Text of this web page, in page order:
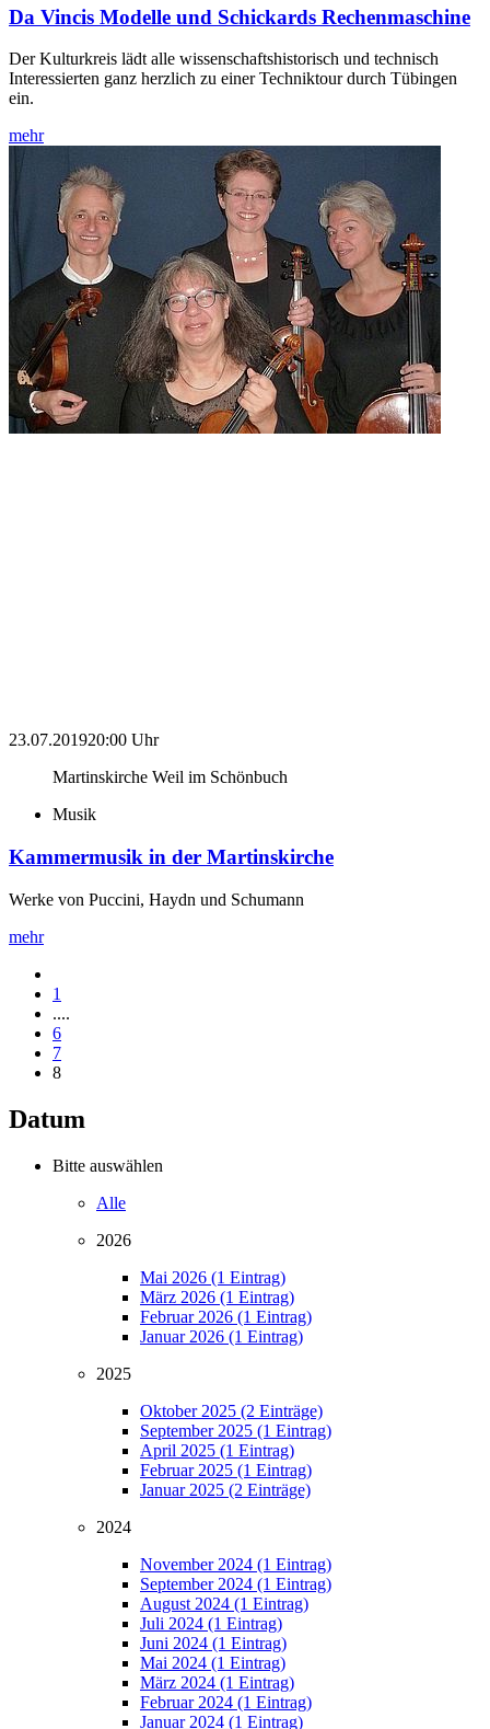
Da Vincis Modelle und Schickards Rechenmaschine
Der Kulturkreis lädt alle wissenschaftshistorisch und technisch
Interessierten ganz herzlich zu einer Techniktour durch Tübingen
ein.
mehr
23.07.201920:00 Uhr
Martinskirche Weil im Schönbuch
Musik
Kammermusik in der Martinskirche
Werke von Puccini, Haydn und Schumann
mehr
1
....
6
7
8
Datum
Bitte auswählen
Alle
2026
Mai 2026 (1 Eintrag)
März 2026 (1 Eintrag)
Februar 2026 (1 Eintrag)
Januar 2026 (1 Eintrag)
2025
Oktober 2025 (2 Einträge)
September 2025 (1 Eintrag)
April 2025 (1 Eintrag)
Februar 2025 (1 Eintrag)
Januar 2025 (2 Einträge)
2024
November 2024 (1 Eintrag)
September 2024 (1 Eintrag)
August 2024 (1 Eintrag)
Juli 2024 (1 Eintrag)
Juni 2024 (1 Eintrag)
Mai 2024 (1 Eintrag)
März 2024 (1 Eintrag)
Februar 2024 (1 Eintrag)
Januar 2024 (1 Eintrag)